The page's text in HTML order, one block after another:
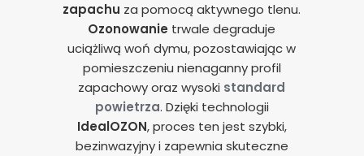
zapachu za pomocą aktywnego tlenu.
Ozonowanie trwale degraduje
uciążliwą woń dymu, pozostawiając w
pomieszczeniu nienaganny profil
zapachowy oraz wysoki standard
powietrza. Dzięki technologii
IdealOZON, proces ten jest szybki,
bezinwazyjny i zapewnia skuteczne